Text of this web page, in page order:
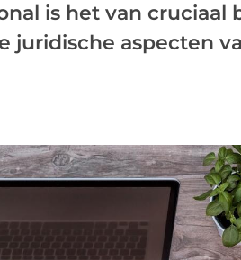
is het van cruciaal
juridische aspecten